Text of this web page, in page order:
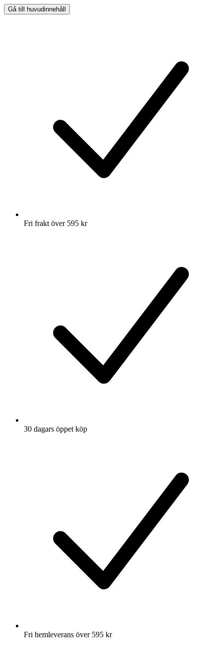
Gå till huvudinnehåll
Fri frakt över 595 kr
30 dagars öppet köp
Fri hemleverans över 595 kr